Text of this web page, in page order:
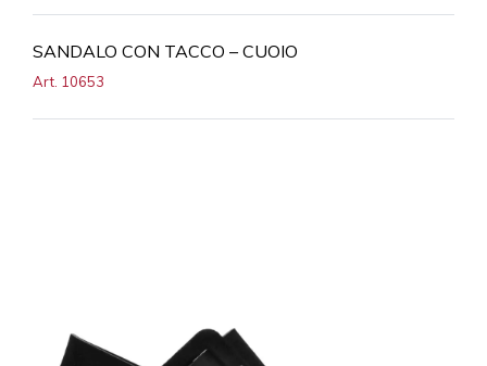
SANDALO CON TACCO – CUOIO
Art. 10653